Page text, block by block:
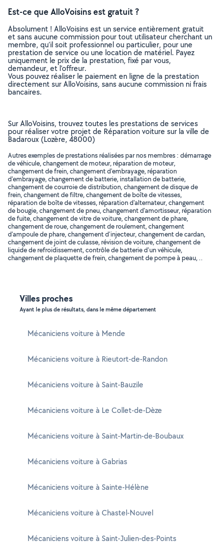
Est-ce que AlloVoisins est gratuit ?
Absolument ! AlloVoisins est un service entièrement gratuit
et sans aucune commission pour tout utilisateur cherchant un
membre, qu’il soit professionnel ou particulier, pour une
prestation de service ou une location de matériel. Payez
uniquement le prix de la prestation, fixé par vous,
demandeur, et l’offreur.
Vous pouvez réaliser le paiement en ligne de la prestation
directement sur AlloVoisins, sans aucune commission ni frais
bancaires.
Sur AlloVoisins, trouvez toutes les prestations de services
pour réaliser votre projet de Réparation voiture sur la ville de
Badaroux (Lozère, 48000)
Autres exemples de prestations réalisées par nos membres : démarrage
de véhicule, changement de moteur, réparation de moteur,
changement de frein, changement d'embrayage, réparation
d'embrayage, changement de batterie, installation de batterie,
changement de courroie de distribution, changement de disque de
frein, changement de filtre, changement de boîte de vitesses,
réparation de boîte de vitesses, réparation d'alternateur, changement
de bougie, changement de pneu, changement d'amortisseur, réparation
de fuite, changement de vitre de voiture, changement de phare,
changement de roue, changement de roulement, changement
d'ampoule de phare, changement d'injecteur, changement de cardan,
changement de joint de culasse, révision de voiture, changement de
liquide de refroidissement, contrôle de batterie d'un véhicule,
changement de plaquette de frein, changement de pompe à peau, ..
Villes proches
Ayant le plus de résultats, dans le même département
Mécaniciens voiture à Mende
Mécaniciens voiture à Rieutort-de-Randon
Mécaniciens voiture à Saint-Bauzile
Mécaniciens voiture à Le Collet-de-Dèze
Mécaniciens voiture à Saint-Martin-de-Boubaux
Mécaniciens voiture à Gabrias
Mécaniciens voiture à Sainte-Hélène
Mécaniciens voiture à Chastel-Nouvel
Mécaniciens voiture à Saint-Julien-des-Points